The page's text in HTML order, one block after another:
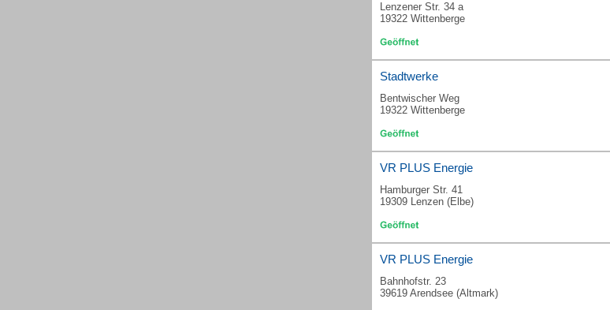
Lenzener Str. 34 a
19322 Wittenberge
Stadtwerke
Bentwischer Weg
19322 Wittenberge
VR PLUS Energie
Hamburger Str. 41
19309 Lenzen (Elbe)
VR PLUS Energie
Bahnhofstr. 23
39619 Arendsee (Altmark)